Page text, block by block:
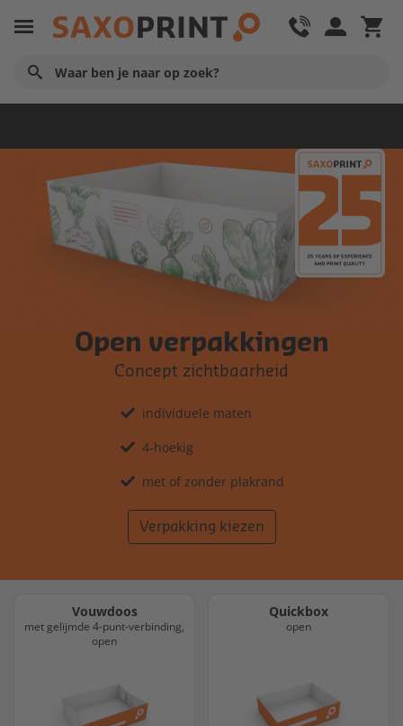
Open verpakkingen
Concept zichtbaarheid
individuele maten
4-hoekig
met of zonder plakrand
Verpakking kiezen
Vouwdoos
met gelijmde 4-punt-verbinding,
open
Quickbox
open